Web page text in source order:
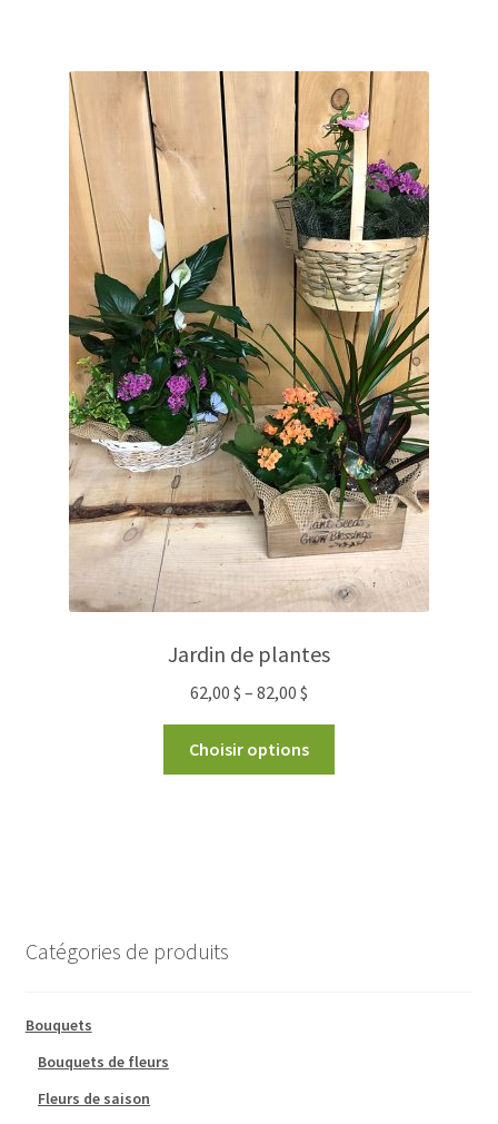
Jardin de plantes
62,00 $ – 82,00 $
Choisir options
Catégories de produits
Bouquets
Bouquets de fleurs
Fleurs de saison